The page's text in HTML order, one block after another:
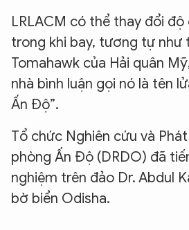
LRLACM có thể thay đổi
trong khi bay, tương tự như
Tomahawk của Hải quân
nhà bình luận gọi nó là tên
Ấn Độ”.
Tổ chức Nghiên cứu và
phòng Ấn Độ (DRDO) đã
nghiệm trên đảo Dr. Abdul
bờ biển Odisha.